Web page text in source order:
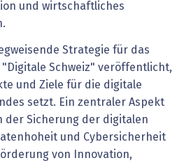
und wirtschaftliches
Strategie für das
"Digitale Schweiz" veröffentlicht,
und Ziele für die digitale
setzt. Ein zentraler Aspekt
der Sicherung der digitalen
und Cybersicherheit
von Innovation,